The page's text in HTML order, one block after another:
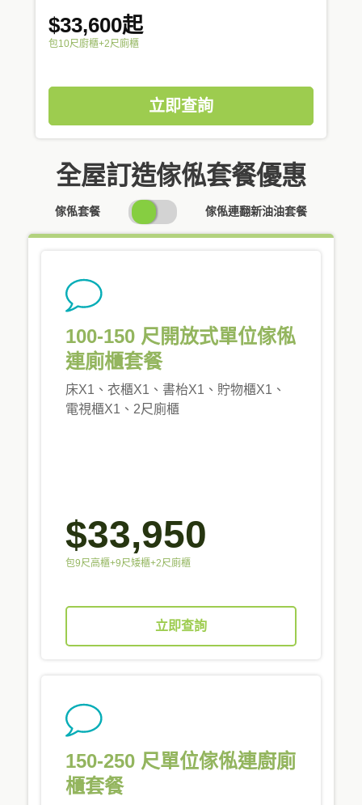
$33,600起
包10尺廚櫃+2尺廁櫃
立即查詢
全屋訂造傢俬套餐優惠
傢俬套餐
SWITCH
PRICING
傢俬連翻新油油套餐
100-150 尺開放式單位傢俬
連廁櫃套餐
床X1、衣櫃X1、書枱X1、貯物櫃X1、
電視櫃X1、2尺廁櫃
$33,950
包9尺高櫃+9尺矮櫃+2尺廁櫃
立即查詢
150-250 尺單位傢俬連廚廁
櫃套餐